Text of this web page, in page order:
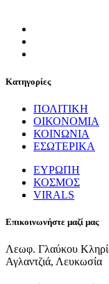
Κατηγορίες
ΠΟΛΙΤΙΚΗ
ΟΙΚΟΝΟΜΙΑ
ΚΟΙΝΩΝΙΑ
ΕΣΩΤΕΡΙΚΑ
ΕΥΡΩΠΗ
ΚΟΣΜΟΣ
VIRALS
Επικοινωνήστε μαζί μας
Λεωφ. Γλαύκου
Αγλαντζιά, Λευκωσία